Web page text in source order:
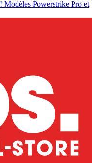
! Modèles Powerstrike Pro et